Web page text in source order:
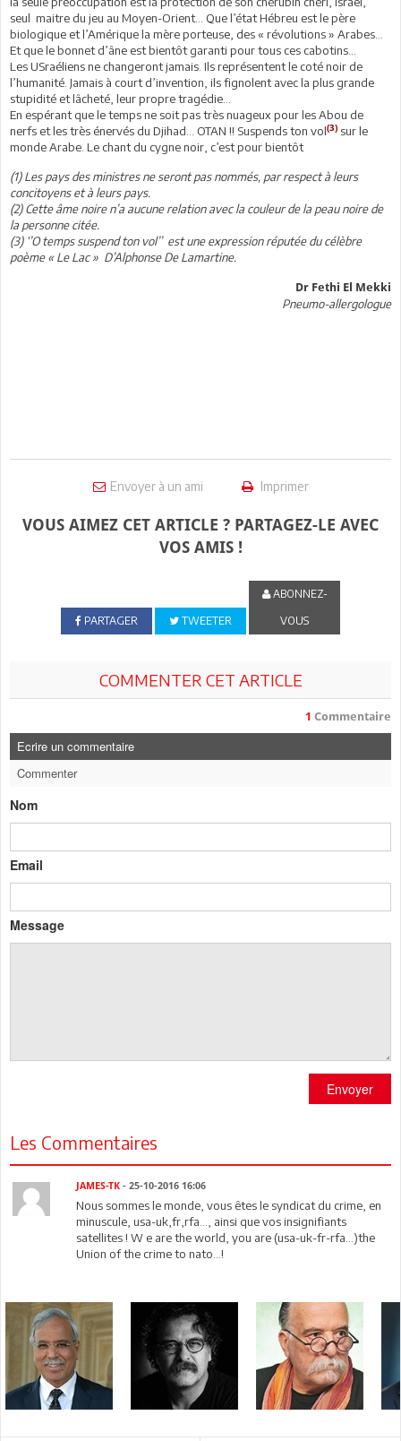
seul maitre du jeu au Moyen-Orient... Que l’état Hébreu est le père
biologique et l’Amérique la mère porteuse, des « révolutions » Arabes…
Et que le bonnet d’âne est bientôt garanti pour tous ces cabotins...
Les USraéliens ne changeront jamais. Ils représentent le coté noir de
l’humanité. Jamais à court d’invention, ils fignolent avec la plus grande
stupidité et lâcheté, leur propre tragédie…
En espérant que le temps ne soit pas très nuageux pour les Abou de
nerfs et les très énervés du Djihad… OTAN !! Suspends ton vol(3) sur le
monde Arabe. Le chant du cygne noir, c’est pour bientôt
(1) Les pays des ministres ne seront pas nommés, par respect à leurs
concitoyens et à leurs pays.
(2) Cette âme noire n’a aucune relation avec la couleur de la peau noire de
la personne citée.
(3) ‘’O temps suspend ton vol’’ est une expression réputée du célèbre
poème « Le Lac » D’Alphonse De Lamartine.
Dr Fethi El Mekki
Pneumo-allergologue
Envoyer à un ami Imprimer
VOUS AIMEZ CET ARTICLE ? PARTAGEZ-LE AVEC
VOS AMIS !
PARTAGER TWEETER
ABONNEZ-
VOUS
COMMENTER CET ARTICLE
1 Commentaire
Ecrire un commentaire
Commenter
Nom
Email
Message
Envoyer
Les Commentaires
JAMES-TK - 25-10-2016 16:06
Nous sommes le monde, vous êtes le syndicat du crime, en
minuscule, usa-uk,fr,rfa..., ainsi que vos insignifiants
satellites ! W e are the world, you are (usa-uk-fr-rfa...)the
Union of the crime to nato...!